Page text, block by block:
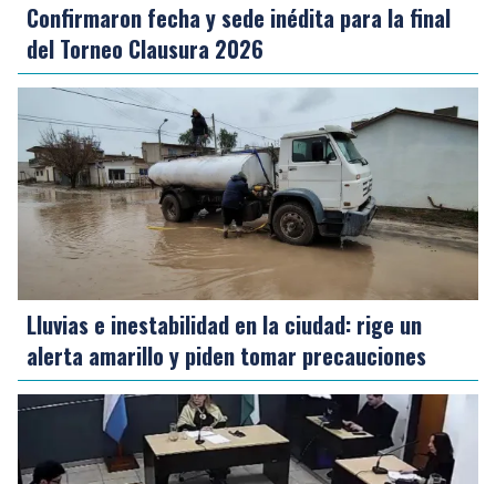
Confirmaron fecha y sede inédita para la final
del Torneo Clausura 2026
Lluvias e inestabilidad en la ciudad: rige un
alerta amarillo y piden tomar precauciones